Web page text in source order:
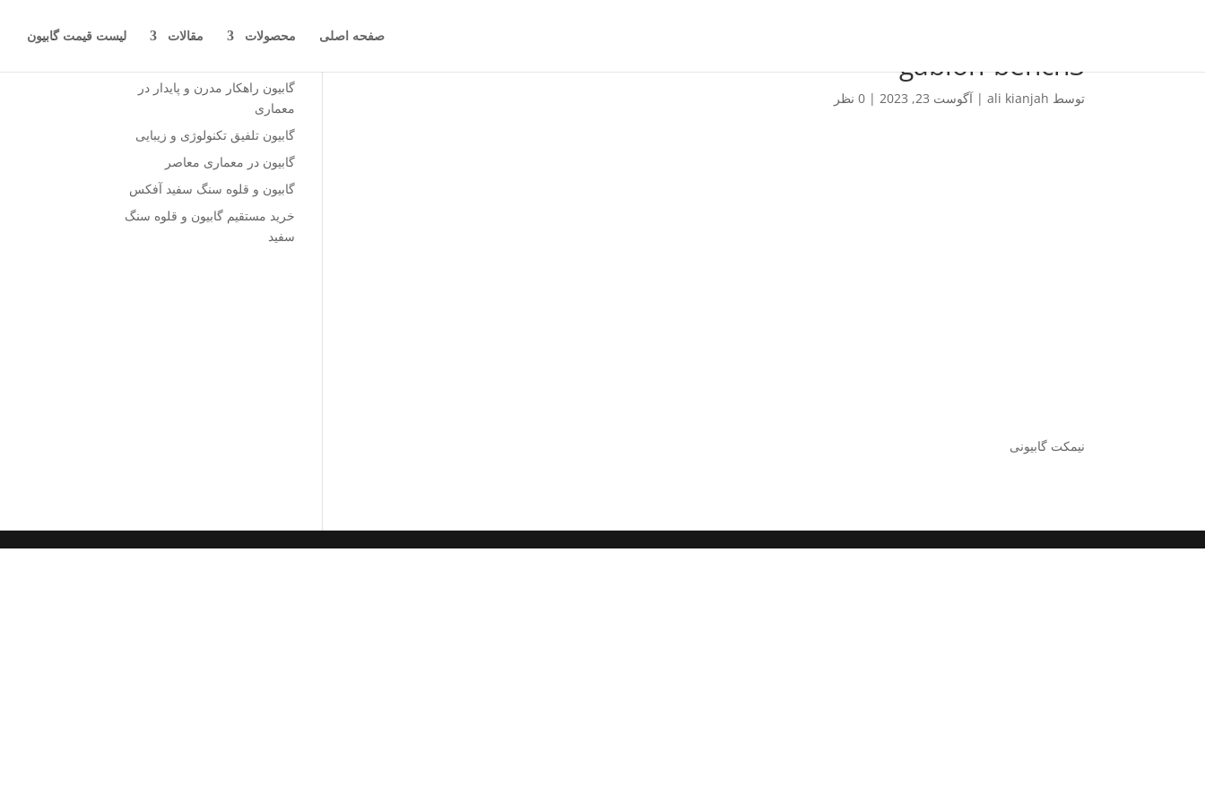
صفحه اصلی محصولات مقالات لیست قیمت گابیون
gabion-bench3
توسط ali kianjah
|آگوست 23, 2023 |0 نظر
نیمکت گابیونی
گابیون راهکار مدرن و پایدار در
معماری
گابیون تلفیق تکنولوژی و زیبایی
گابیون در معماری معاصر
گابیون و قلوه سنگ سفید آفکس
خرید مستقیم گابیون و قلوه سنگ
سفید